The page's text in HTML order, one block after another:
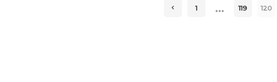
1 … 119 120